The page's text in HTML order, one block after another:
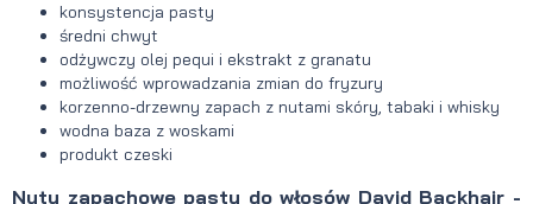
konsystencja pasty
średni chwyt
odżywczy olej pequi i ekstrakt z granatu
możliwość wprowadzania zmian do fryzury
korzenno-drzewny zapach z nutami skóry, tabaki i whisky
wodna baza z woskami
produkt czeski
Nuty zapachowe pasty do włosów David Backhair -